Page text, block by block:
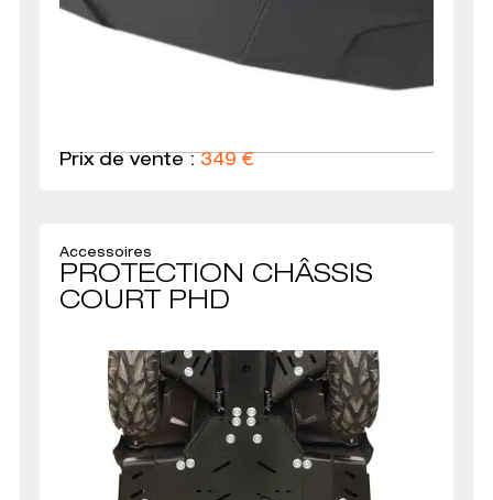
Prix de vente : 349 €
Accessoires
PROTECTION CHÂSSIS
COURT PHD